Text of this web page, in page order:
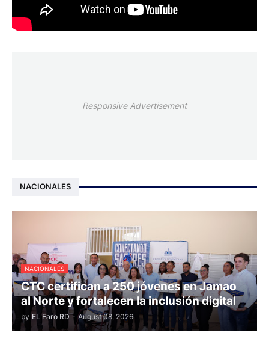
Responsive Advertisement
NACIONALES
NACIONALES
CTC certifican a 250 jóvenes en Jamao
al Norte y fortalecen la inclusión digital
by EL Faro RD - August 08, 2026